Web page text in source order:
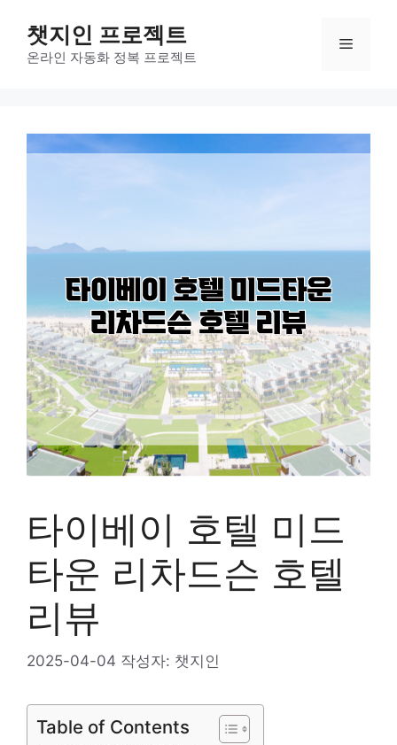
챗지인 프로젝트
온라인 자동화 정복 프로젝트
메
타이베이 호텔 미드
타운 리차드슨 호텔
리뷰
2025-04-04 작성자: 챗지인
Table of Contents